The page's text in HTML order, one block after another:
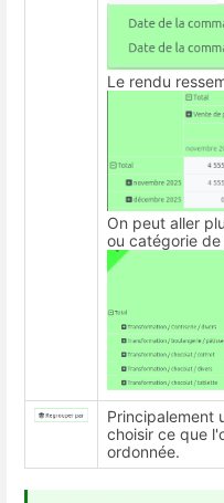
Le rendu
On peut aller
ou catégorie
Principalement
choisir ce que
ordonnée.